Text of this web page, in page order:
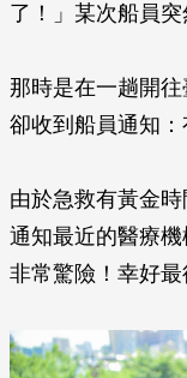
了！」某次船員突
那時是在一趟開
卻收到船員通知：
由於急救有黃金
通知最近的醫療
非常驚險！幸好最